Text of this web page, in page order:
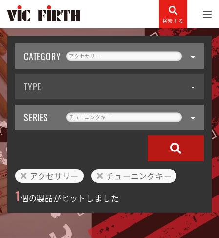
検索する
CATEGORY アクセサリー
TYPE
SERIES チューニングキー
アクセサリー チューニングキー
1個の製品がヒットしました